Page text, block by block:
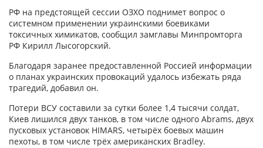
РФ на предстоящей сессии ОЗХО поднимет вопрос о
системном применении украинскими боевиками
токсичных химикатов, сообщил замглавы Минпромторга
РФ Кирилл Лысогорский.
Благодаря заранее предоставленной Россией информации
о планах украинских провокаций удалось избежать ряда
трагедий, добавил он.
Потери ВСУ составили за сутки более 1,4 тысячи солдат,
Киев лишился двух танков, в том числе одного Abrams, двух
пусковых установок HIMARS, четырёх боевых машин
пехоты, в том числе трёх американских Bradley.